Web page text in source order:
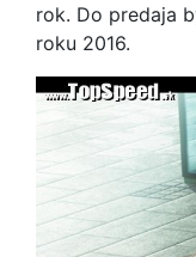
rok. Do predaja
roku 2016.